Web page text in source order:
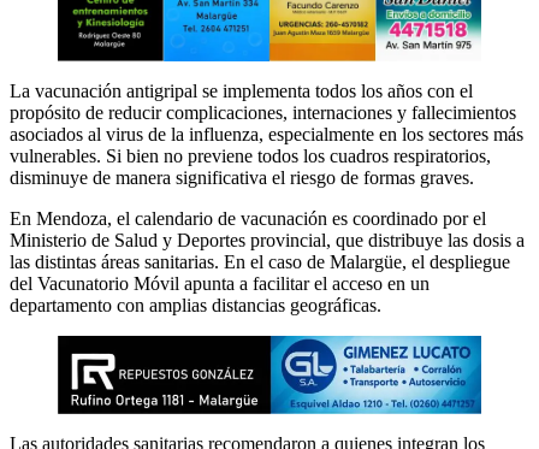
La vacunación antigripal se implementa todos los años con el
propósito de reducir complicaciones, internaciones y fallecimientos
asociados al virus de la influenza, especialmente en los sectores más
vulnerables. Si bien no previene todos los cuadros respiratorios,
disminuye de manera significativa el riesgo de formas graves.
En Mendoza, el calendario de vacunación es coordinado por el
Ministerio de Salud y Deportes provincial, que distribuye las dosis a
las distintas áreas sanitarias. En el caso de Malargüe, el despliegue
del Vacunatorio Móvil apunta a facilitar el acceso en un
departamento con amplias distancias geográficas.
Las autoridades sanitarias recomendaron a quienes integran los